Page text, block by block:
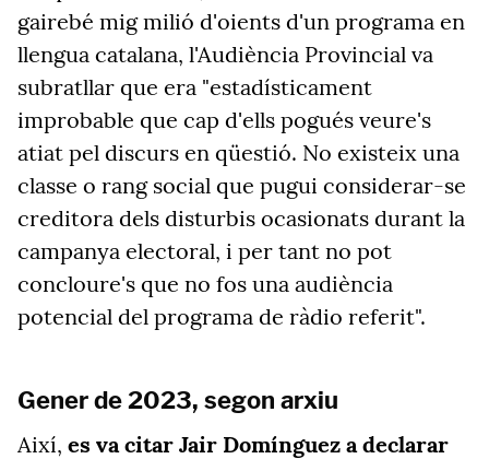
gairebé mig milió d'oients d'un programa en
llengua catalana, l'Audiència Provincial va
subratllar que era "estadísticament
improbable que cap d'ells pogués veure's
atiat pel discurs en qüestió. No existeix una
classe o rang social que pugui considerar-se
creditora dels disturbis ocasionats durant la
campanya electoral, i per tant no pot
concloure's que no fos una audiència
potencial del programa de ràdio referit".
Gener de 2023, segon arxiu
Així, es va citar Jair Domínguez a declarar